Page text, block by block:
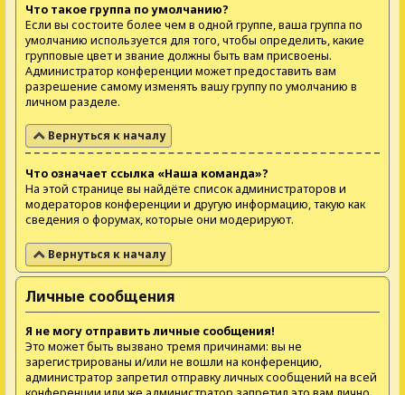
Что такое группа по умолчанию?
Если вы состоите более чем в одной группе, ваша группа по
умолчанию используется для того, чтобы определить, какие
групповые цвет и звание должны быть вам присвоены.
Администратор конференции может предоставить вам
разрешение самому изменять вашу группу по умолчанию в
личном разделе.
Вернуться к началу
Что означает ссылка «Наша команда»?
На этой странице вы найдёте список администраторов и
модераторов конференции и другую информацию, такую как
сведения о форумах, которые они модерируют.
Вернуться к началу
Личные сообщения
Я не могу отправить личные сообщения!
Это может быть вызвано тремя причинами: вы не
зарегистрированы и/или не вошли на конференцию,
администратор запретил отправку личных сообщений на всей